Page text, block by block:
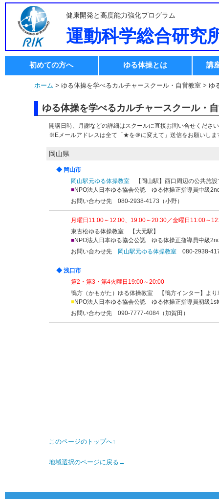
健康開発と高度能力強化プログラム
運動科学総合研究
初めての方へ ゆる体操とは 講
ホーム > ゆる体操を学べるカルチャースクール・自営教室 >
ゆる体操を学べるカルチャースクール・
開講日時、月謝などの詳細はスクールに直接お問い合せくださ
※Eメールアドレスは全て「★を＠に変えて」送信をお願いしま
岡山県
◆ 岡山市
岡山駅元ゆる体操教室 【岡山駅】西口周辺の公共施
■NPO法人日本ゆる協会公認 ゆる体操正指導員中級
お問い合わせ先 080-2938-4173（小野）
月曜日11:00～12:00、19:00～20:30／金曜日11:00～
東古松ゆる体操教室 【大元駅】
■NPO法人日本ゆる協会公認 ゆる体操正指導員中級
お問い合わせ先
岡山駅元ゆる体操教室 080-2938-
◆ 浅口市
第2・第3・第4火曜日19:00～20:00
鴨方（かもがた）ゆる体操教室 【鴨方インター】より
■NPO法人日本ゆる協会公認 ゆる体操正指導員初級
お問い合わせ先 090-7777-4084（加賀田）
このページのトップへ↑
地域選択のページに戻る→